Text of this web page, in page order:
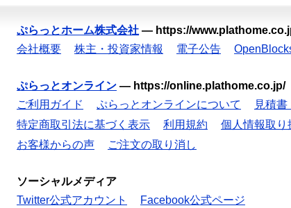
ぷらっとホーム株式会社 — https://
会社概要
株主・投資家情報 電子公告
ぷらっとオンライン — https://online.plathome.co.jp/
ご利用ガイド
ぷらっとオンラインについて 見積
特定商取引法に基づく表示
利用規約 個人情報取り
お客様からの声
ご注文の取り消し
ソーシャルメディア
Twitter公式アカウント
Facebook公式ページ